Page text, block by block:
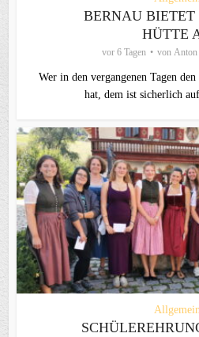
BERNAU BIETET
HÜTTE
vor 6 Tagen von Anton
Wer in den vergangenen Tagen
hat, dem ist sicherlich